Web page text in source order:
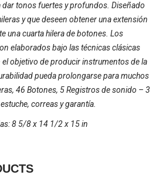
tonos fuertes y profundos. Diseñado
y que deseen obtener una extensión
una cuarta hilera de botones. Los
elaborados bajo las técnicas clásicas
el objetivo de producir instrumentos de la
pueda prolongarse para muchos
46 Botones, 5 Registros de sonido – 3
correas y garantía.
8 5/8 x 14 1/2 x 15 in